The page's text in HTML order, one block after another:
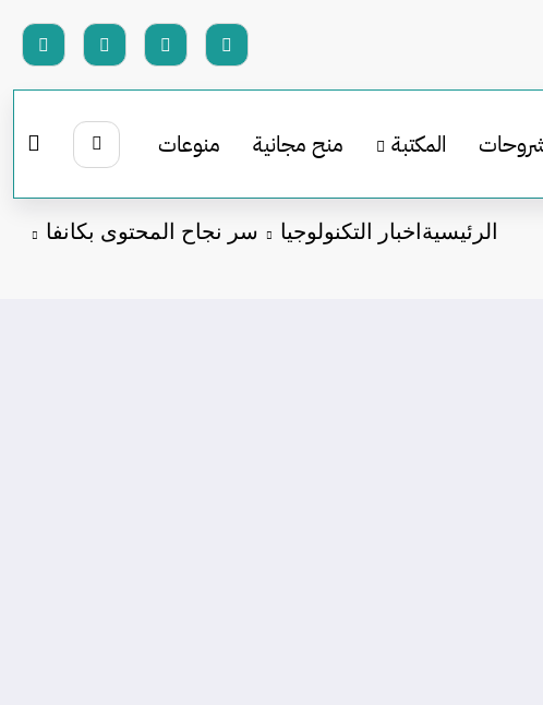
المكتبة منح مجانية منوعات
الرئيسية اخبار التكنولوجيا سر نجاح المحتوى بكانفا